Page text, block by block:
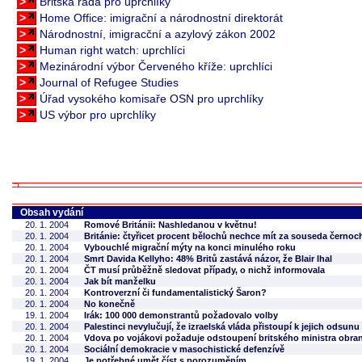
>
Home Office: imigrační a národnostní direktorát
>
Národnostní, imigracční a azylový zákon 2002
>
Human right watch: uprchlíci
>
Mezinárodní výbor Červeného kříže: uprchlíci
>
Journal of Refugee Studies
>
Úřad vysokého komisaře OSN pro uprchlíky
>
US výbor pro uprchlíky
Obsah vydání
20. 1. 2004
Romové Británii: Nashledanou v květnu!
20. 1. 2004
Británie: čtyřicet procent bělochů nechce mít za souseda
20. 1. 2004
Vybouchlé migrační mýty na konci minulého roku
20. 1. 2004
Smrt Davida Kellyho: 48% Britů zastává názor, že Blair lhal
20. 1. 2004
ČT musí průběžně sledovat případy, o nichž informovala
20. 1. 2004
Jak bít manželku
20. 1. 2004
Kontroverzní či fundamentalistický Šaron?
20. 1. 2004
No konečně
19. 1. 2004
Irák: 100 000 demonstrantů požadovalo volby
20. 1. 2004
Palestinci nevylučují, že izraelská vláda přistoupí k jejich odsunu
20. 1. 2004
Vdova po vojákovi požaduje odstoupení britského ministra
20. 1. 2004
Sociální demokracie v masochistické defenzívě